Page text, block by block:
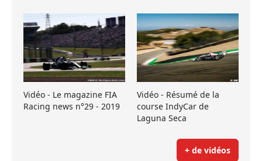
Vidéo - Le magazine FIA
Racing news n°29 - 2019
Vidéo - Résumé de la
course IndyCar de
Laguna Seca
+ de vidéos